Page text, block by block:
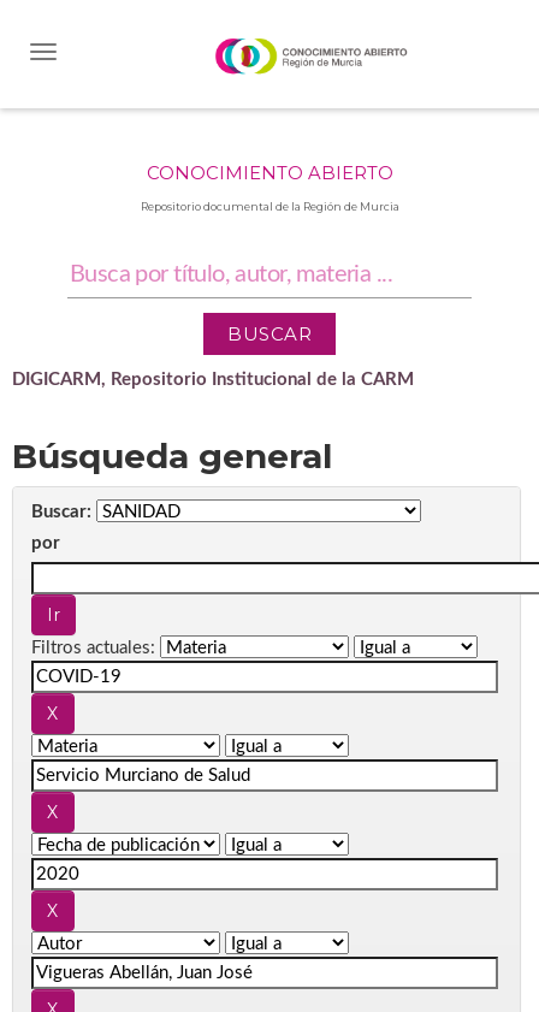
CONOCIMIENTO ABIERTO
Repositorio documental de la Región de Murcia
DIGICARM, Repositorio Institucional de la CARM
Búsqueda general
Buscar:
por
Filtros actuales: